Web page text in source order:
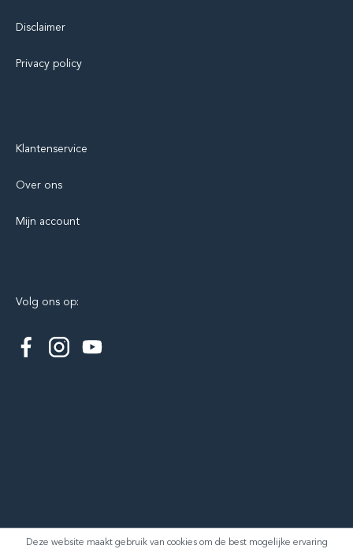
Disclaimer
Privacy policy
Klantenservice
Over ons
Mijn account
Volg ons op:
Deze website maakt gebruik van cookies om de best mogelijke ervaring